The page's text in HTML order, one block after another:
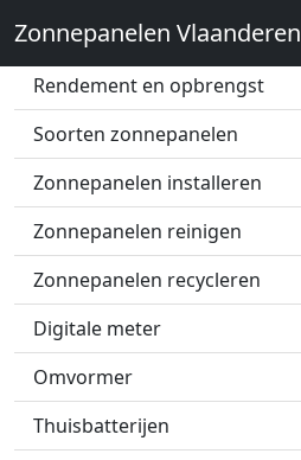
Zonnepanelen Vlaanderen
Zonnepanelen prijs
Rendement en opbrengst
Soorten zonnepanelen
Zonnepanelen installeren
Zonnepanelen reinigen
Zonnepanelen recycleren
Digitale meter
Omvormer
Thuisbatterijen